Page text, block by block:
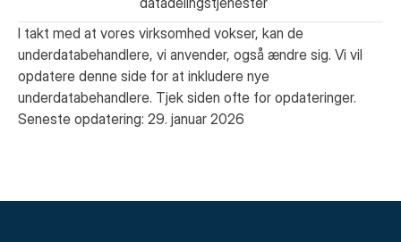
I takt med at vores virksomhed vokser, kan de
underdatabehandlere, vi anvender, også ændre sig. Vi vil
opdatere denne side for at inkludere nye
underdatabehandlere. Tjek siden ofte for opdateringer.
Seneste opdatering: 29. januar 2026